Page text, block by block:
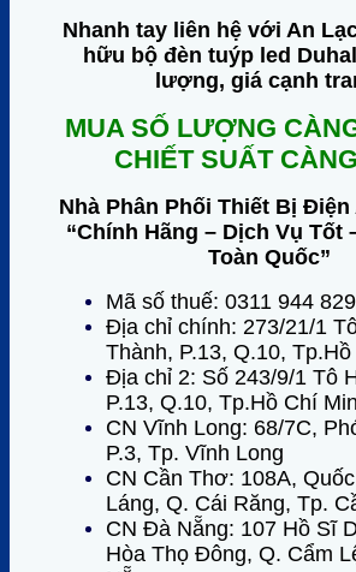
Nhanh tay liên hệ với An
hữu bộ đèn tuýp led
lượng, giá cạnh
MUA SỐ LƯỢNG
CHIẾT SUẤT
Nhà Phân Phối Thiết Bị Điện
“Chính Hãng – Dịch Vụ Tốt
Toàn Quốc”
Mã số thuế: 0311 944 829
Địa chỉ chính: 273/21/1
Thành, P.13, Q.10,
Địa chỉ 2: Số 243/9/1 Tô
P.13, Q.10, Tp.Hồ Chí
CN Vĩnh Long: 68/7C,
P.3, Tp. Vĩnh Long
CN Cần Thơ: 108A,
Láng, Q. Cái Răng, Tp.
CN Đà Nẵng: 107 Hồ Sĩ
Hòa Thọ Đông, Q. Cẩm